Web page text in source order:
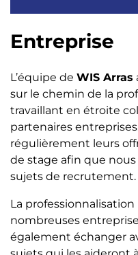
Entreprise
L’équipe de WIS Arras
sur le chemin de la
travaillant en étroite
partenaires
régulièrement leurs
de stage afin que
sujets de recrutement.
La professionnalisation
nombreuses
également échanger